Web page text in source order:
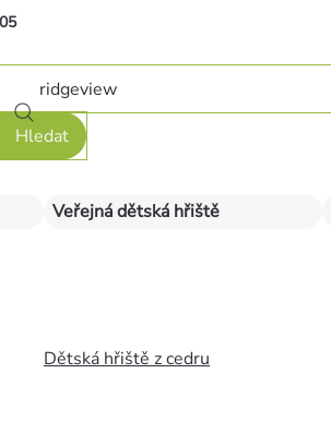
Hledat
Veřejná dětská hřiště
Dětská hřiště z cedru